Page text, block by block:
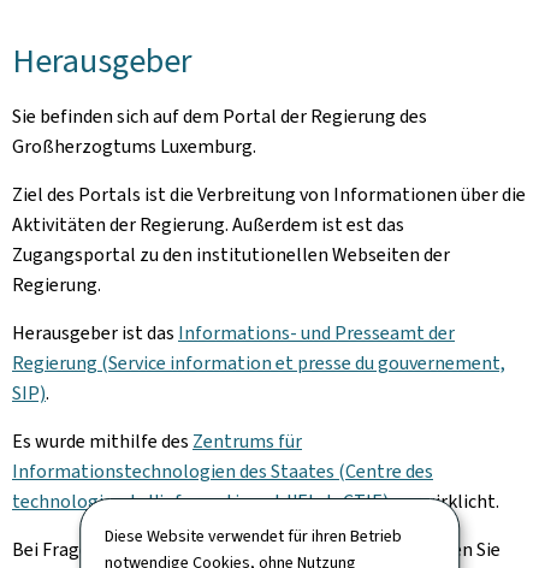
Diese Website verwendet für ihren Betrieb
notwendige Cookies, ohne Nutzung
Herausgeber
Sie befinden sich auf dem Portal der Regierung des
Großherzogtums Luxemburg.
Ziel des Portals ist die Verbreitung von Informationen über die
Aktivitäten der Regierung. Außerdem ist est das
Zugangsportal zu den institutionellen Webseiten der
Regierung.
Herausgeber ist das Informations- und Presseamt der
Regierung (Service information et presse du gouvernement,
SIP).
Es wurde mithilfe des Zentrums für
Informationstechnologien des Staates (Centre des
technologies de l'information et l'Etat, CTIE).verwirklicht.
Bei Fragen zu diesem Portal und seinen Inhalten nutzen Sie